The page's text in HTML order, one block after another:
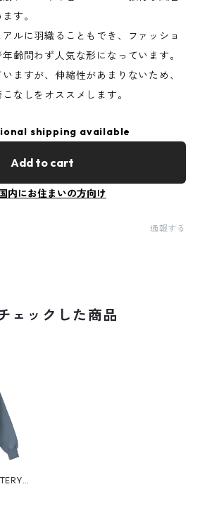
す。
ルに羽織ることもでき、ファッショ
齢問わず人気な形になっています。
ますが、伸縮性があまりないため、
なしをオススメします。
shipping available
Add to cart
内にお住まいの方向け
通報する
ェックした商品